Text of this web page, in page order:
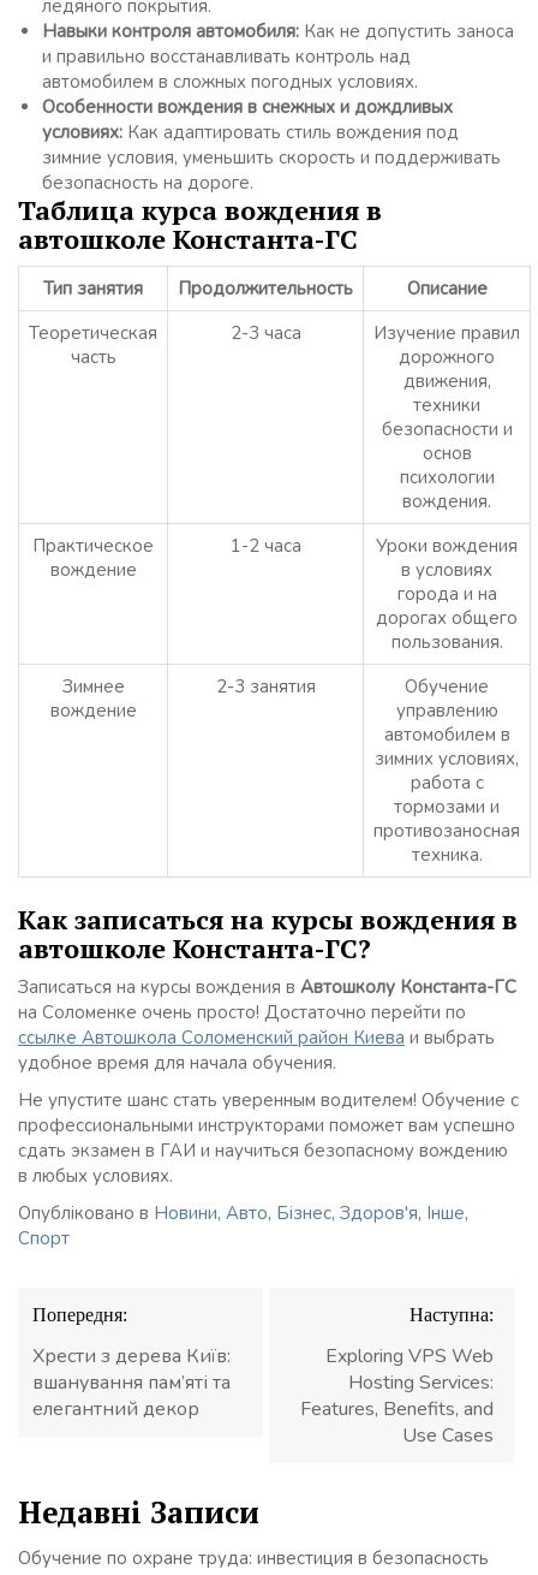
ледяного покрытия.
Навыки контроля автомобиля: Как не допустить заноса
и правильно восстанавливать контроль над
автомобилем в сложных погодных условиях.
Особенности вождения в снежных и дождливых
условиях: Как адаптировать стиль вождения под
зимние условия, уменьшить скорость и поддерживать
безопасность на дороге.
Таблица курса вождения в
автошколе Константа-ГС
Тип занятия Продолжительность
Описание
Теоретическая
часть
2-3 часа
Изучение правил
дорожного
движения,
техники
безопасности и
основ
психологии
вождения.
Практическое
вождение
1-2 часа
Уроки вождения
в условиях
города и на
дорогах общего
пользования.
Зимнее
вождение
2-3 занятия
Обучение
управлению
автомобилем в
зимних условиях,
работа с
тормозами и
противозаносная
техника.
Как записаться на курсы вождения в
автошколе Константа-ГС?
Записаться на курсы вождения в Автошколу Константа-ГС
на Соломенке очень просто! Достаточно перейти по
ссылке Автошкола Соломенский район Киева и выбрать
удобное время для начала обучения.
Не упустите шанс стать уверенным водителем! Обучение с
профессиональными инструкторами поможет вам успешно
сдать экзамен в ГАИ и научиться безопасному вождению
в любых условиях.
Опубліковано в Новини, Авто, Бізнес, Здоров'я, Інше,
Спорт
Навігація
записів
Попередня:
Хрести з дерева Київ:
вшанування пам’яті та
елегантний декор
Наступна:
Exploring VPS Web
Hosting Services:
Features, Benefits, and
Use Cases
Недавні Записи
Обучение по охране труда: инвестиция в безопасность